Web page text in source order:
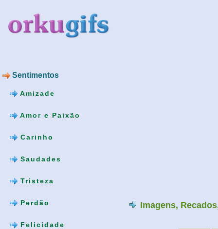
Sentimentos
Amizade
Amor e Paixão
Carinho
Saudades
Tristeza
Perdão
Felicidade
Imagens,